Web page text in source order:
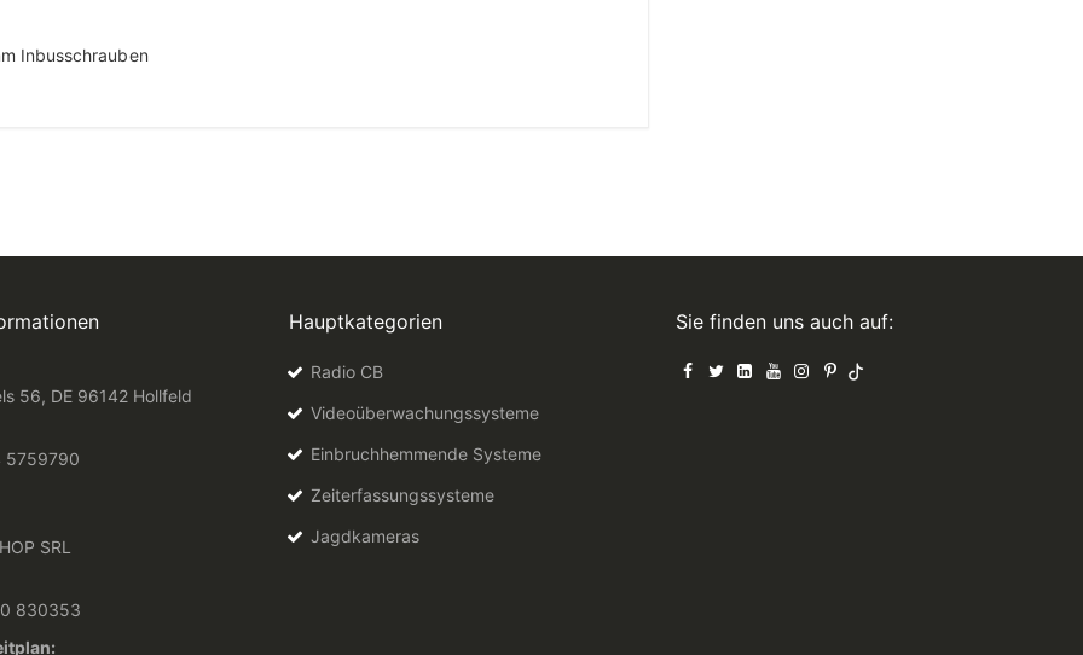
Inbusschrauben
56, DE 96142 Hollfeld
5759790
SRL
830353
Hauptkategorien
Radio CB
Videoüberwachungssysteme
Einbruchhemmende Systeme
Zeiterfassungssysteme
Jagdkameras
Sie finden uns auch auf: